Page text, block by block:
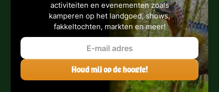
activiteiten en evenementen zoals
kamperen op het landgoed, shows,
fakkeltochten, markten en meer!